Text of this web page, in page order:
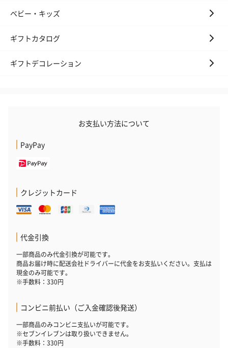
ベビー・キッズ
ギフトカタログ
ギフトデコレーション
お支払い方法について
PayPay
クレジットカード
代金引換
一部商品のみ代金引換が可能です。
商品お届け時に配送会社ドライバーに代金をお支払いください。支払は
現金のみ可能です。
※手数料：330円
コンビニ前払い（ご入金確認後発送）
一部商品のみコンビニ支払いが可能です。
※セブンイレブンは取り扱いできません。
※手数料：330円